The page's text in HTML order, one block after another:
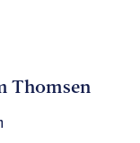
Thomsen